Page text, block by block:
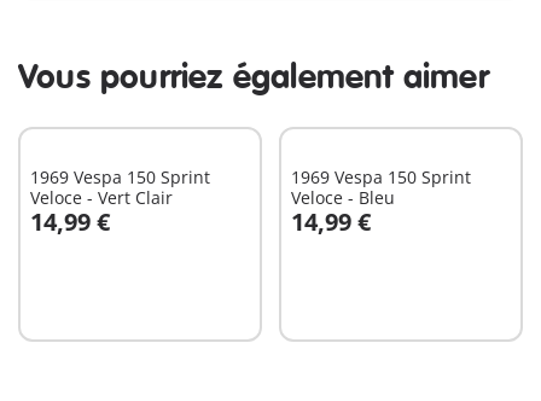
Vous pourriez également aimer
1969 Vespa 150 Sprint
Veloce - Vert Clair
14,99 €
Au panier
1969 Vespa 150 Sprint
Veloce - Bleu
14,99 €
Au panier